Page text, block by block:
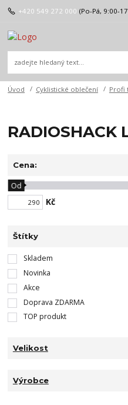
+420 549 272 000 (Po-Pá, 9:00-
Úvod Cyklistické oblečení Profi
RADIOSHACK
Cena:
Kč
Od
Štítky
Skladem
Novinka
Akce
Doprava ZDARMA
TOP produkt
Velikost
Výrobce